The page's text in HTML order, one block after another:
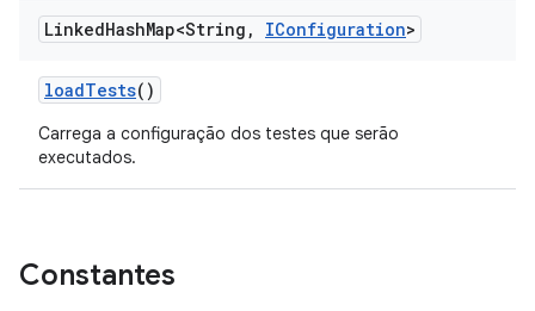
LinkedHashMap<String , IConfiguration>
loadTests()
Carrega a configuração dos testes que serão
executados.
Constantes